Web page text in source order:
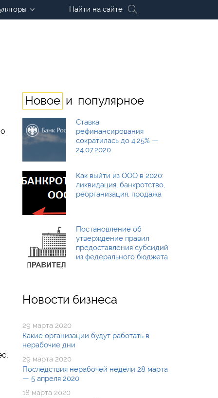
Найти на сайте
Новое и популярное
Ставка
рефинансирования
сократилась до 4,25% —
24.07.2020
Как выйти из ООО в 2020:
ликвидация, банкротство,
реорганизация, продажа
Постановление об
утверждение правил
предоставления субсидий
из федерального бюджета
Новости бизнеса
29 марта 2020
Какие организации будут работать в
нерабочие дни
29 марта 2020
Последствия нерабочей недели 28 марта
— 5 апреля 2020
18 марта 2020